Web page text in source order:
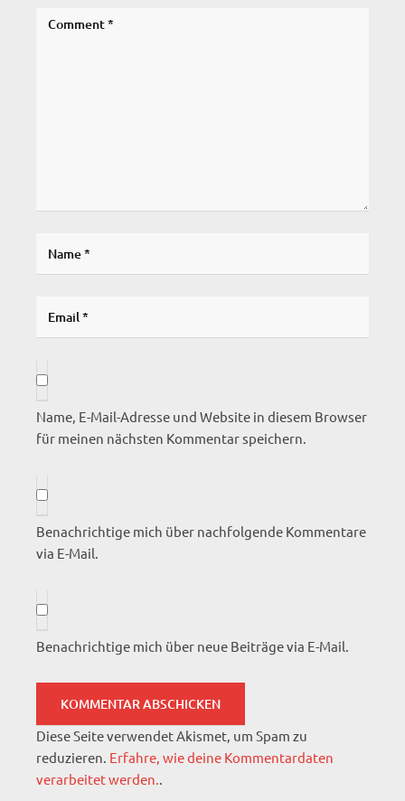
Name, E-Mail-Adresse und Website in diesem Browser
für meinen nächsten Kommentar speichern.
Benachrichtige mich über nachfolgende Kommentare
via E-Mail.
Benachrichtige mich über neue Beiträge via E-Mail.
Diese Seite verwendet Akismet, um Spam zu
reduzieren. Erfahre, wie deine Kommentardaten
verarbeitet werden.